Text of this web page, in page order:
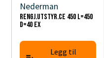
Nederman
Rengj.utstyr.CE 450 L=450
D=40 EX
Legg til